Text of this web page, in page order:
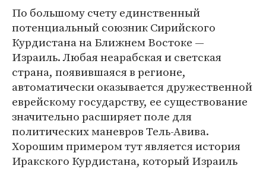
По большому счету единственный
потенциальный союзник Сирийского
Курдистана на Ближнем Востоке —
Израиль. Любая неарабская и светская
страна, появившаяся в регионе,
автоматически оказывается дружественной
еврейскому государству, ее существование
значительно расширяет поле для
политических маневров Тель-Авива.
Хорошим примером тут является история
Иракского Курдистана, который Израиль